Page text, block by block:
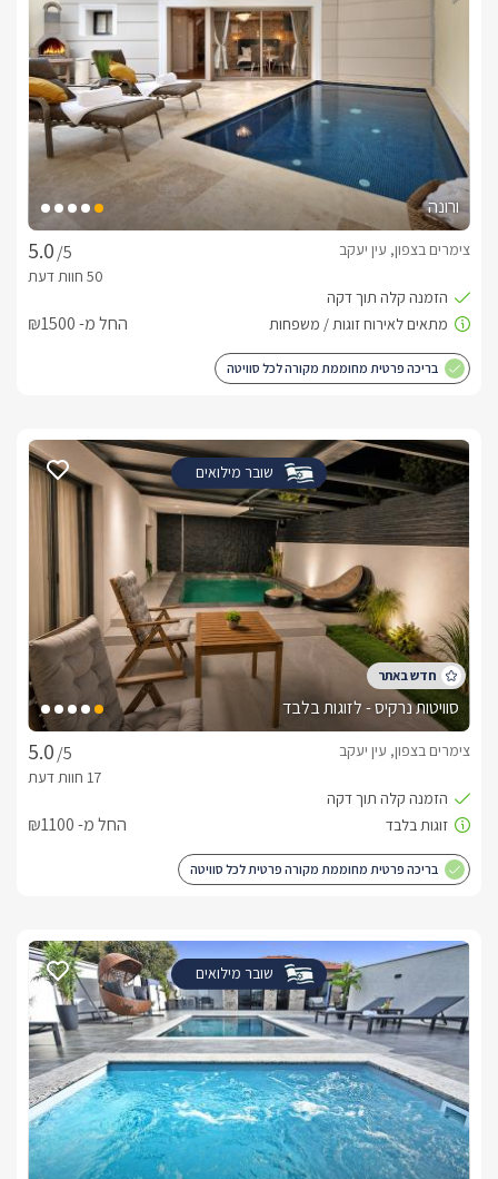
ורונה
/5
צימרים בצפון, עין יעקב
החל מ- ₪1500
בריכה פרטית מחוממת מקורה לכל סוויטה
שובר מילואים
סוויטות נרקיס - לזוגות בלבד
/5
צימרים בצפון, עין יעקב
החל מ- ₪1100
בריכה פרטית מחוממת מקורה פרטית לכל סוויטה
שובר מילואים